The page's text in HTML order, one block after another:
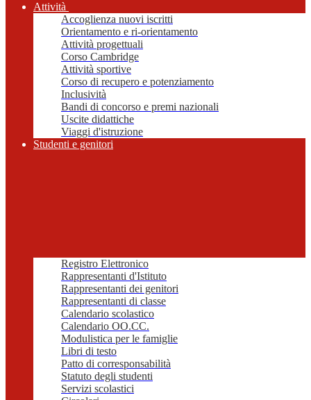
Attività
Accoglienza nuovi iscritti
Orientamento e ri-orientamento
Attività progettuali
Corso Cambridge
Attività sportive
Corso di recupero e potenziamento
Inclusività
Bandi di concorso e premi nazionali
Uscite didattiche
Viaggi d'istruzione
Studenti e genitori
Registro Elettronico
Rappresentanti d'Istituto
Rappresentanti dei genitori
Rappresentanti di classe
Calendario scolastico
Calendario OO.CC.
Modulistica per le famiglie
Libri di testo
Patto di corresponsabilità
Statuto degli studenti
Servizi scolastici